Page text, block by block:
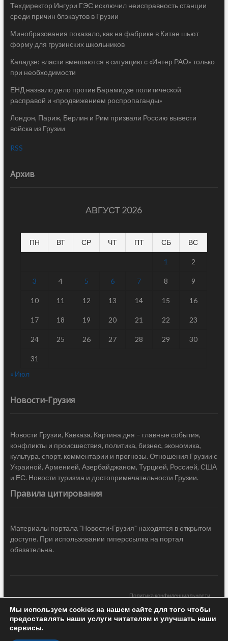
Техдиректор Ингури ГЭС исключил неисправность станции
среди причин блэкаутов в Грузии
Минобразования показало, как на фабрике в Китае шьют
форму для грузинских школьников
Каладзе: власти вмешаются в ситуацию с «Интер РАО» только
при необходимости
ЕНД назвало дело против Барамидзе политической
расправой и «продвижением роспропаганды»
Лондон, Париж, Берлин и Рим призвали Россию вывести
войска из Грузии
RSS
Архив
АВГУСТ 2026
ПН ВТ СР ЧТ ПТ СБ ВС
1 2
3 4 5 6 7 8 9
10 11 12 13 14 15 16
17 18 19 20 21 22 23
24 25 26 27 28 29 30
31
« Июл
Новости-Грузия
Новости Грузии, Кавказа. Картина дня – главные события,
конфликты и происшествия, политика, бизнес, экономика,
культура, спорт, комментарии и прогнозы. Отношения Грузии с
Украиной, Арменией, Азербайджаном, Турцией, Россией, США
и ЕС. Новости туризма и достопримечательности Грузии.
Правила цитирования
Материалы портала "Новости-Грузия" находятся в открытом
доступе. При использовании гиперссылка на портал
обязательна.
Политика конфиденциальности
Новости Грузии| Black Sea Press LTD © 2020 All Rights Reserved /
Design & development —
Мы используем cookies на нашем сайте для того чтобы
предоставлять наши услуги читателям и улучшать наши
сервисы.